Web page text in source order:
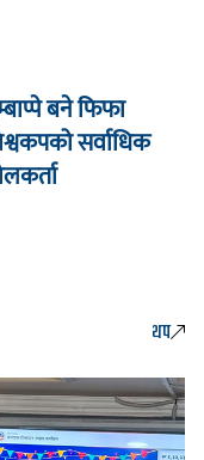
बने फिफा
सर्वाधिक
थप